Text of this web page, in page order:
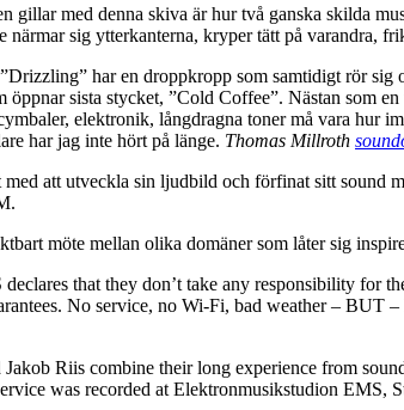
gillar med denna skiva är hur två ganska skilda
närmar sig ytterkanterna, kryper tätt på varandra,
har en droppkropp som samtidigt rör
öppnar sista stycket, ”Cold Coffee”. Nästan som
elektronik, långdragna toner må vara hur
har jag inte hört på länge. Thomas Millroth
med att utveckla sin ljudbild och förfinat sitt sound
möte mellan olika domäner som låter sig
that they don’t take any responsibility for
No service, no Wi-Fi, bad weather – BUT
Jakob Riis combine their long experience from
was recorded at Elektronmusikstudion EMS,